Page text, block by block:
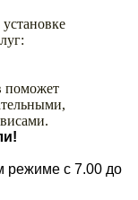
поможет
режиме с 7.00 до